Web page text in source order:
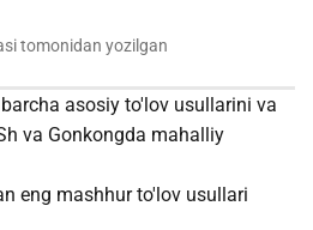
tomonidan yozilgan
asosiy to'lov usullarini va
va Gonkongda mahalliy
eng mashhur to'lov usullari